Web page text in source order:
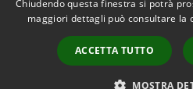
RSS
Accessibilità
Chiudendo questa finestra si potrà
maggiori dettagli può consultare la
ACCETTA TUTTO
MOSTRA